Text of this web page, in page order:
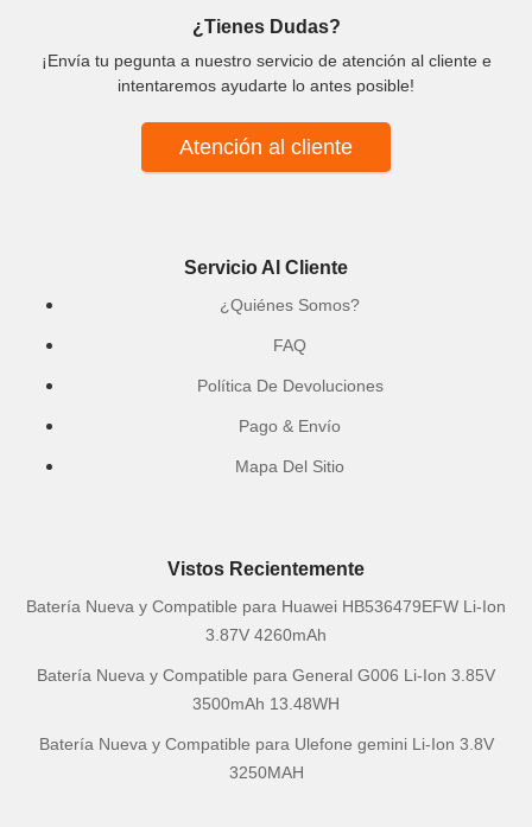
¿Tienes Dudas?
¡Envía tu pegunta a nuestro servicio de atención al cliente e
intentaremos ayudarte lo antes posible!
Atención al cliente
Servicio Al Cliente
¿Quiénes Somos?
FAQ
Política De Devoluciones
Pago & Envío
Mapa Del Sitio
Vistos Recientemente
Batería Nueva y Compatible para Huawei HB536479EFW Li-Ion
3.87V 4260mAh
Batería Nueva y Compatible para General G006 Li-Ion 3.85V
3500mAh 13.48WH
Batería Nueva y Compatible para Ulefone gemini Li-Ion 3.8V
3250MAH